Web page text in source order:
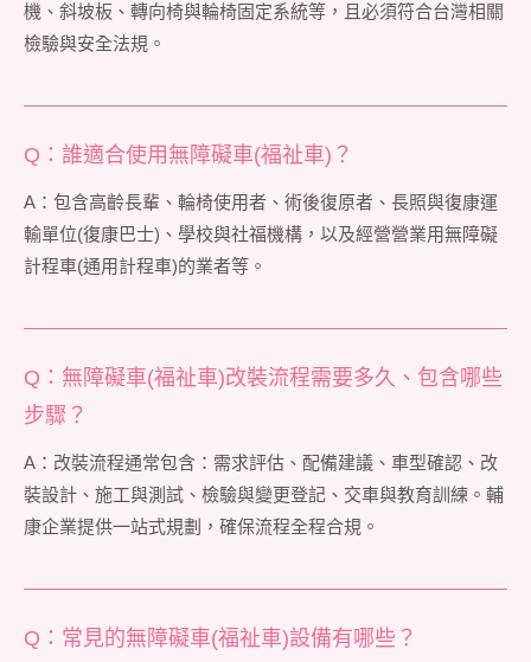
機、斜坡板、轉向椅與輪椅固定系統等，且必須符合台灣相關
檢驗與安全法規。
Q：誰適合使用無障礙車(福祉車)？
A：包含高齡長輩、輪椅使用者、術後復原者、長照與復康運
輸單位(復康巴士)、學校與社福機構，以及經營營業用無障礙
計程車(通用計程車)的業者等。
Q：無障礙車(福祉車)改裝流程需要多久、包含哪些
步驟？
A：改裝流程通常包含：需求評估、配備建議、車型確認、改
裝設計、施工與測試、檢驗與變更登記、交車與教育訓練。輔
康企業提供一站式規劃，確保流程全程合規。
Q：常見的無障礙車(福祉車)設備有哪些？